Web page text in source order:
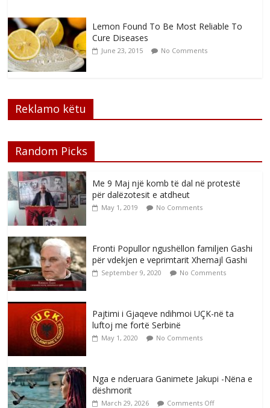
Lemon Found To Be Most Reliable To
Cure Diseases
June 23, 2015 No Comments
Reklamo këtu
Random Picks
Me 9 Maj një komb të dal në protestë
për dalëzotesit e atdheut
May 1, 2019 No Comments
Fronti Popullor ngushëllon familjen Gashi
për vdekjen e veprimtarit Xhemajl Gashi
September 9, 2020 No Comments
Pajtimi i Gjaqeve ndihmoi UÇK-në ta
luftoj me fortë Serbinë
May 1, 2020 No Comments
Nga e nderuara Ganimete Jakupi -Nëna e
dëshmorit
March 29, 2026 Comments Off